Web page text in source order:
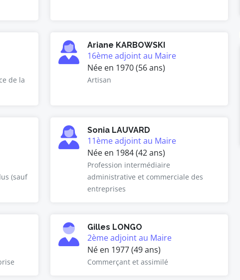
de la
Ariane KARBOWSKI
16ème adjoint au Maire
Née en 1970 (56 ans)
Artisan
(sauf
Sonia LAUVARD
11ème adjoint au Maire
Née en 1984 (42 ans)
Profession intermédiaire
administrative et commerciale des
entreprises
Gilles LONGO
2ème adjoint au Maire
Né en 1977 (49 ans)
Commerçant et assimilé